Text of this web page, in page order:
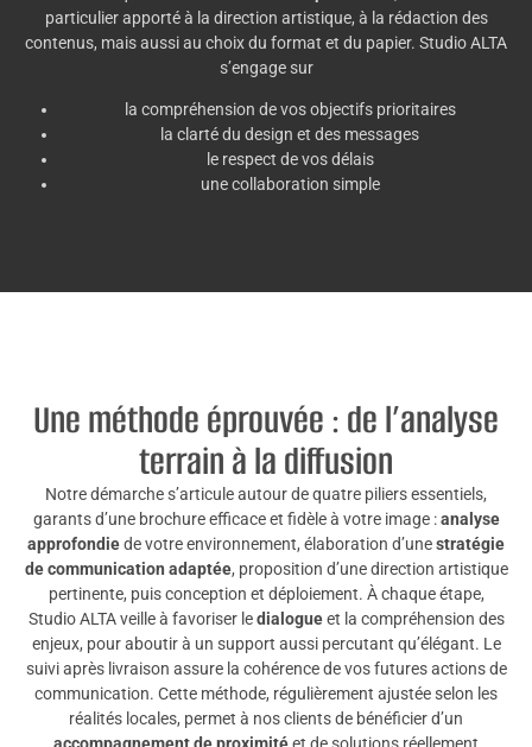
particulier apporté à la direction artistique, à la rédaction des
contenus, mais aussi au choix du format et du papier. Studio ALTA
s’engage sur
la compréhension de vos objectifs prioritaires
la clarté du design et des messages
le respect de vos délais
une collaboration simple
Une méthode éprouvée : de l’analyse
terrain à la diffusion
Notre démarche s’articule autour de quatre piliers essentiels,
garants d’une brochure efficace et fidèle à votre image :analyse
approfondiede votre environnement, élaboration d’unestratégie
de communication adaptée, proposition d’une direction artistique
pertinente, puis conception et déploiement. À chaque étape,
Studio ALTA veille à favoriser ledialogueet la compréhension des
enjeux, pour aboutir à un support aussi percutant qu’élégant. Le
suivi après livraison assure la cohérence de vos futures actions de
communication. Cette méthode, régulièrement ajustée selon les
réalités locales, permet à nos clients de bénéficier d’un